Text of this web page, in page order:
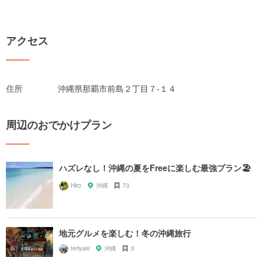
アクセス
住所 沖縄県那覇市前島２丁目７-１４
周辺のおでかけプラン
ハズレなし！沖縄の夏をFreeに楽しむ最強プラン🏖
Hiro 沖縄 73
地元グルメを楽しむ！冬の沖縄旅行
teriyaki 沖縄 3